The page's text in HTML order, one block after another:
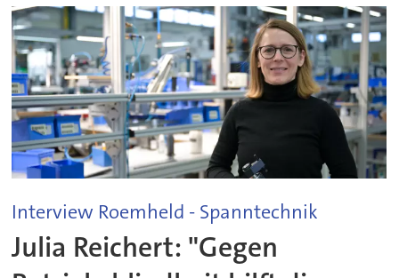
Interview Roemheld - Spanntechnik
Julia Reichert: "Gegen